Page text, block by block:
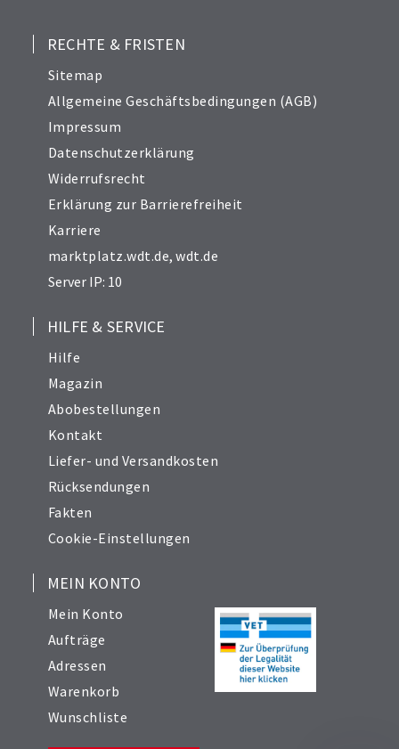
RECHTE & FRISTEN
Sitemap
Allgemeine Geschäftsbedingungen (AGB)
Impressum
Datenschutzerklärung
Widerrufsrecht
Erklärung zur Barrierefreiheit
Karriere
marktplatz.wdt.de,wdt.de
Server IP: 10
HILFE & SERVICE
Hilfe
Magazin
Abobestellungen
Kontakt
Liefer- und Versandkosten
Rücksendungen
Fakten
Cookie-Einstellungen
MEIN KONTO
Mein Konto
Aufträge
Adressen
Warenkorb
Wunschliste